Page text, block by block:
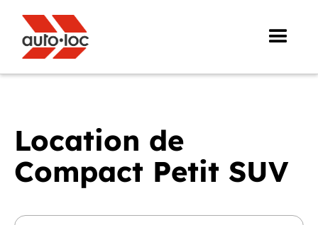
Location de
Compact Petit SUV